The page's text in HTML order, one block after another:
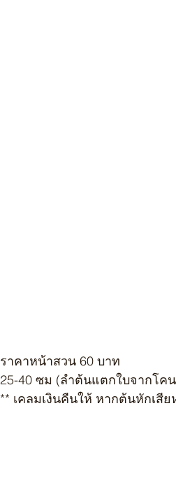
ราคาหน้าสวน 60 บาท
25-40 ซม (ลำต้นแตกใบจากโค
** เคลมเงินคืนให้ หากต้นหักเสี